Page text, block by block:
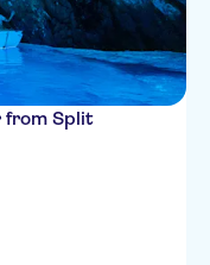
from Split